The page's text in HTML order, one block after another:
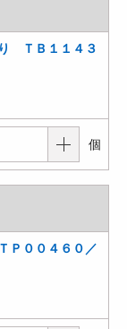
ＴＢ１１４３
個
００４６０／